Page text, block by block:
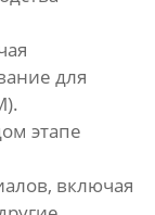
для
этапе
включая